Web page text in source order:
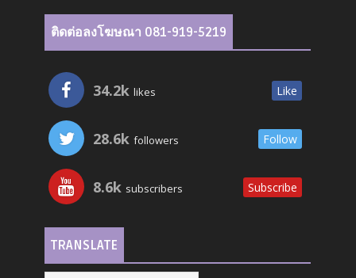
ติดต่อลงโฆษณา 081-919-5219
34.2k likes Like
28.6k followers Follow
8.6k subscribers Subscribe
TRANSLATE